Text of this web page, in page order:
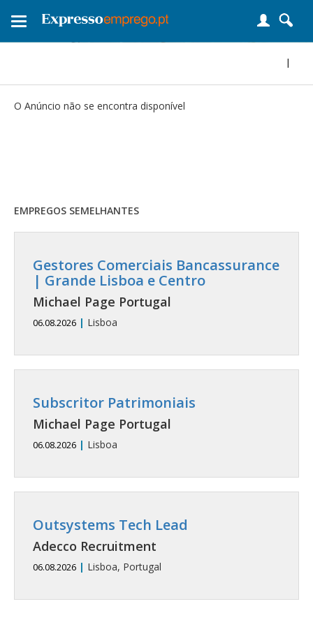
Toggle
|
O Anúncio não se encontra disponível
EMPREGOS SEMELHANTES
Gestores Comerciais Bancassurance
| Grande Lisboa e Centro
Michael Page Portugal
06.08.2026 | Lisboa
Subscritor Patrimoniais
Michael Page Portugal
06.08.2026 | Lisboa
Outsystems Tech Lead
Adecco Recruitment
06.08.2026 | Lisboa, Portugal